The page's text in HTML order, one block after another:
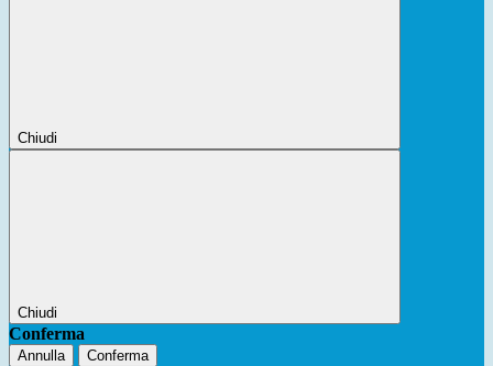
Chiudi
Chiudi
Conferma
Annulla Conferma